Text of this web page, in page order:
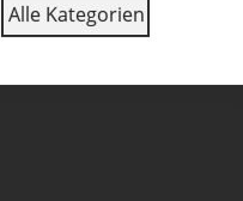
Alle Kategorien